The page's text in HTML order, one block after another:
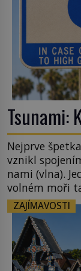
Tsunami:
Nejprve
vznikl
nami (vlna).
volném moři
vlnová délka
na volném
podobné
tsunami si […]
ZAJÍMAVOSTI